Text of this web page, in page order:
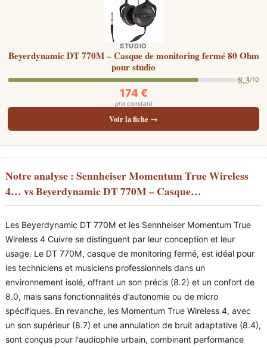
STUDIO
Beyerdynamic DT 770M – Casque de monitoring fermé 80 Ohm
pour studio
8.3/10
174 €
prix constaté
Voir la fiche →
Notre analyse : Sennheiser Momentum True Wireless
4… vs Beyerdynamic DT 770M – Casque…
Les Beyerdynamic DT 770M et les Sennheiser Momentum True
Wireless 4 Cuivre se distinguent par leur conception et leur
usage. Le DT 770M, casque de monitoring fermé, est idéal pour
les techniciens et musiciens professionnels dans un
environnement isolé, offrant un son précis (8.2) et un confort de
8.0, mais sans fonctionnalités d’autonomie ou de micro
spécifiques. En revanche, les Momentum True Wireless 4, avec
un son supérieur (8.7) et une annulation de bruit adaptative (8.4),
sont conçus pour l'audiophile urbain, combinant performance